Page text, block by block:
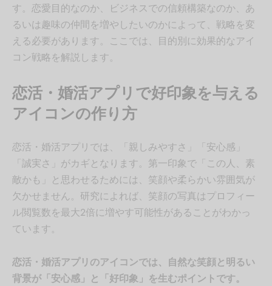
す。恋愛目的なのか、ビジネスでの信頼構築なのか、あ
るいは趣味の仲間を増やしたいのかによって、戦略を変
える必要があります。ここでは、目的別に効果的なアイ
コン戦略を解説します。
恋活・婚活アプリで好印象を与える
アイコンの作り方
恋活・婚活アプリでは、「親しみやすさ」「安心感」
「誠実さ」がカギとなります。第一印象で「この人、素
敵かも」と思わせるためには、笑顔や柔らかい雰囲気が
欠かせません。研究によれば、笑顔の写真はプロフィー
ル閲覧数を最大2倍に増やす可能性があることがわかっ
ています。
恋活・婚活アプリのアイコンでは、自然な笑顔と明るい
背景が「安心感」と「好印象」を生むポイントです。